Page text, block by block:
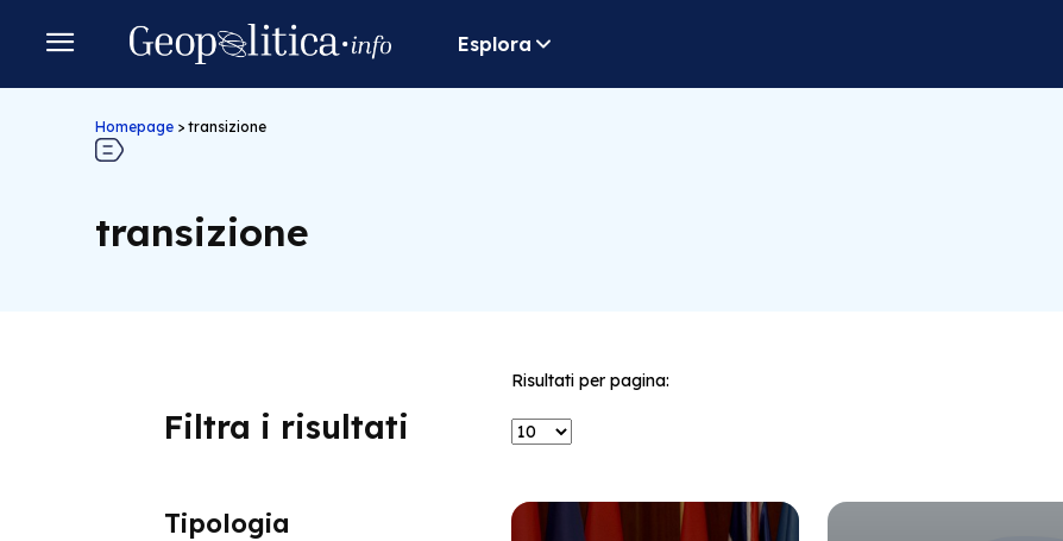
Esplora
Homepage > transizione
transizione
Filtra i risultati
Tipologia
Risultati per pagina: